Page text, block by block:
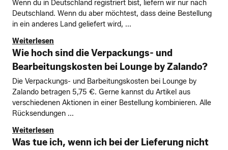
Wenn du in Deutschland registriert bist, liefern wir nur nach
Deutschland. Wenn du aber möchtest, dass deine Bestellung
in ein anderes Land geliefert wird, ...
Weiterlesen
Wie hoch sind die Verpackungs- und
Bearbeitungskosten bei Lounge by Zalando?
Die Verpackungs- und Barbeitungskosten bei Lounge by
Zalando betragen 5,75 €. Gerne kannst du Artikel aus
verschiedenen Aktionen in einer Bestellung kombinieren. Alle
Rücksendungen ...
Weiterlesen
Was tue ich, wenn ich bei der Lieferung nicht